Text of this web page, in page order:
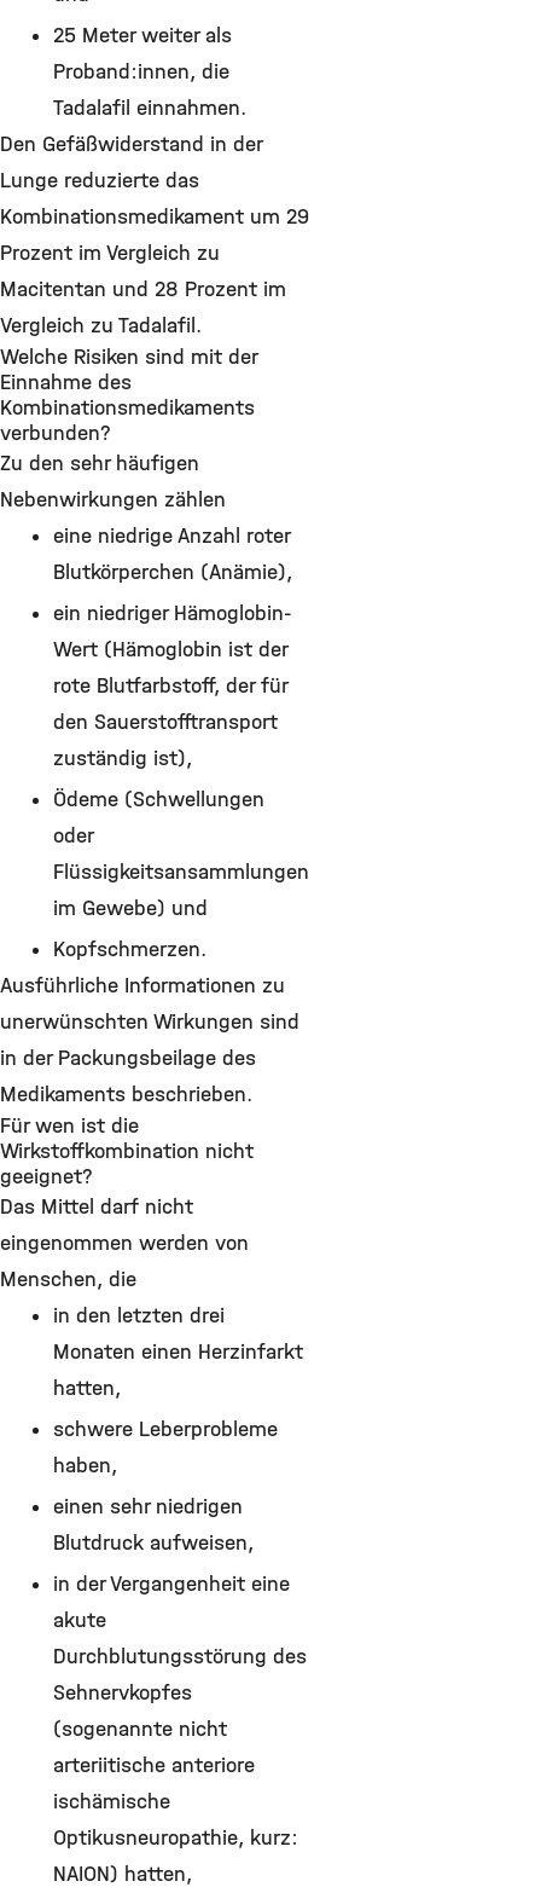
25 Meter weiter als
Proband:innen, die
Tadalafil einnahmen.
Den Gefäßwiderstand in der
Lunge reduzierte das
Kombinationsmedikament um 29
Prozent im Vergleich zu
Macitentan und 28 Prozent im
Vergleich zu Tadalafil.
Welche Risiken sind mit der
Einnahme des
Kombinationsmedikaments
verbunden?
Zu den sehr häufigen
Nebenwirkungen zählen
eine niedrige Anzahl roter
Blutkörperchen (Anämie),
ein niedriger Hämoglobin-
Wert (Hämoglobin ist der
rote Blutfarbstoff, der für
den Sauerstofftransport
zuständig ist),
Ödeme (Schwellungen
oder
Flüssigkeitsansammlungen
im Gewebe) und
Kopfschmerzen.
Ausführliche Informationen zu
unerwünschten Wirkungen sind
in der Packungsbeilage des
Medikaments beschrieben.
Für wen ist die
Wirkstoffkombination nicht
geeignet?
Das Mittel darf nicht
eingenommen werden von
Menschen, die
in den letzten drei
Monaten einen Herzinfarkt
hatten,
schwere Leberprobleme
haben,
einen sehr niedrigen
Blutdruck aufweisen,
in der Vergangenheit eine
akute
Durchblutungsstörung des
Sehnervkopfes
(sogenannte nicht
arteriitische anteriore
ischämische
Optikusneuropathie, kurz:
NAION) hatten,